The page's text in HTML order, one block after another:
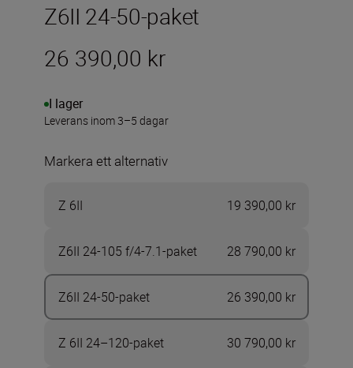
Z6II 24-50-paket
26 390,00 kr
I lager
Leverans inom 3–5 dagar
Markera ett alternativ
Z 6II 19 390,00 kr
Z6II 24-105 f/4-7.1-paket 28 790,00 kr
Z6II 24-50-paket 26 390,00 kr
Z 6II 24–120-paket 30 790,00 kr